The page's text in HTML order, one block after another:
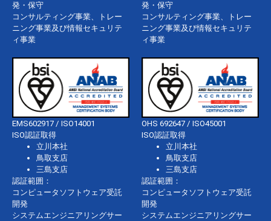
発・保守
コンサルティング事業、トレー
ニング事業及び情報セキュリテ
ィ事業
発・保守
コンサルティング事業、トレー
ニング事業及び情報セキュリテ
ィ事業
EMS602917 / ISO14001
ISO認証取得
立川本社
鳥取支店
三島支店
認証範囲：
コンピュータソフトウェア受託
開発
システムエンジニアリングサー
OHS 692647 / ISO45001
ISO認証取得
立川本社
鳥取支店
三島支店
認証範囲：
コンピュータソフトウェア受託
開発
システムエンジニアリングサー